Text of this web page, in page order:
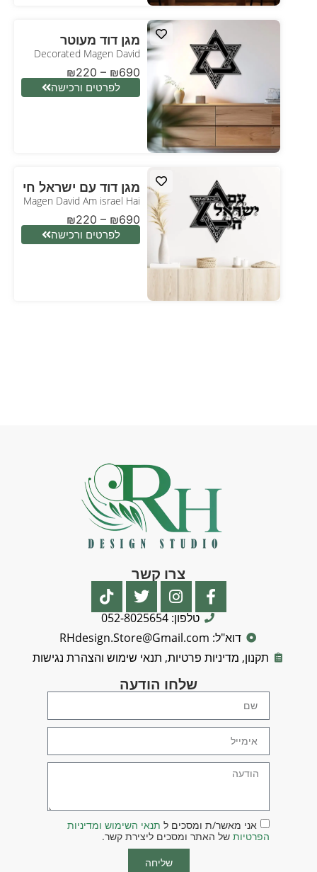
מגן דוד מעוטר
Decorated Magen David
₪220 – ₪690
לפרטים ורכישה
מגן דוד עם ישראל חי
Magen David Am israel Hai
₪220 – ₪690
לפרטים ורכישה
צרו קשר
טלפון: 052-8025654
דוא"ל: RHdesign.Store@Gmail.com
תקנון, מדיניות פרטיות, תנאי שימוש והצהרת נגישות
שלחו הודעה
אני מאשר/ת ומסכים ל תנאי השימוש ומדיניות
הפרטיות של האתר ומסכים ליצירת קשר.
שליחה